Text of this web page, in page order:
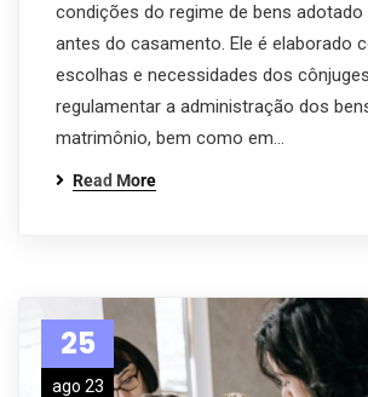
condições do regime de bens
antes do casamento. Ele é elaborado
escolhas e necessidades dos
regulamentar a administração dos
matrimônio, bem como em…
Read More
25
ago 23